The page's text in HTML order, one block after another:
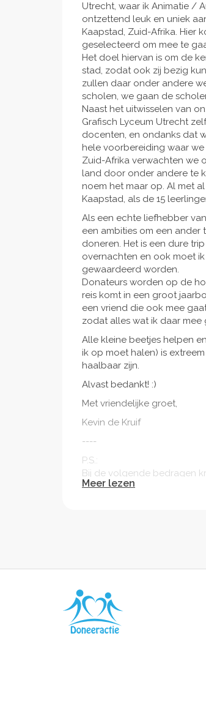
Utrecht, waar ik Animatie /
ontzettend leuk en uniek
Kaapstad, Zuid-Afrika. Hier
geselecteerd om mee te
Het doel hiervan is om de
stad, zodat ook zij bezig
zullen daar onder andere
scholen, we gaan de
Naast het uitwisselen van
Grafisch Lyceum Utrecht
docenten, en ondanks dat
hele voorbereiding waar
Zuid-Afrika verwachten we
land door onder andere te
noem het maar op. Al met
Kaapstad, als de 15
Als een echte liefhebber
een ambities om een
doneren. Het is een dure
overnachten en ook moet
gewaardeerd worden.
Donateurs worden op de
reis komt in een groot
een vriend die ook mee
zodat alles wat ik daar
Alle kleine beetjes helpen
ik op moet halen) is
haalbaar zijn.
Alvast bedankt! :)
Met vriendelijke groet,
Kevin de Kruif
----
P.S.:
Bij de volgende bedragen
Sponsorpakket €500,-:
- 5 fullcolour boeken van
- Groetkaart
- Uw logo op de
- Uw logo in het boek
Meer lezen